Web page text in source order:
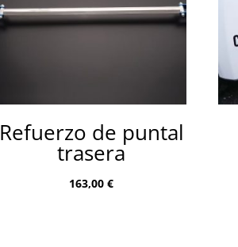
Refuerzo de puntal
trasera
163,00€